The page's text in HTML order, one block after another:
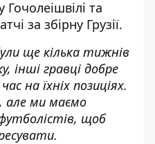
та
за збірну Грузії.
ще кілька тижнів
інші гравці добре
на їхніх позиціях.
але ми маємо
щоб